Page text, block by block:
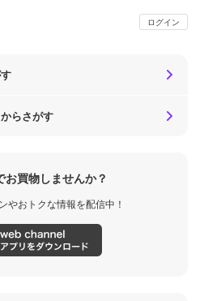
ログイン
らさがす
お買物しませんか？
やおトクな情報を配信中！